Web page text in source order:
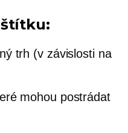
trh (v závislosti na
mohou postrádat